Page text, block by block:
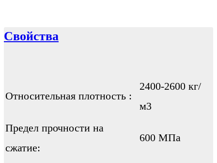
Свойства
Относительная плотность :
2400-2600 кг/
м3
Предел прочности на
сжатие:
600 МПа